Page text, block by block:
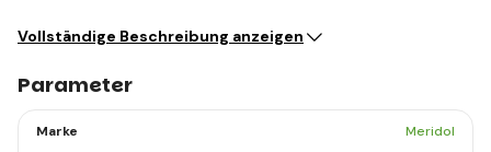
Vollständige Beschreibung anzeigen
Parameter
Marke Meridol